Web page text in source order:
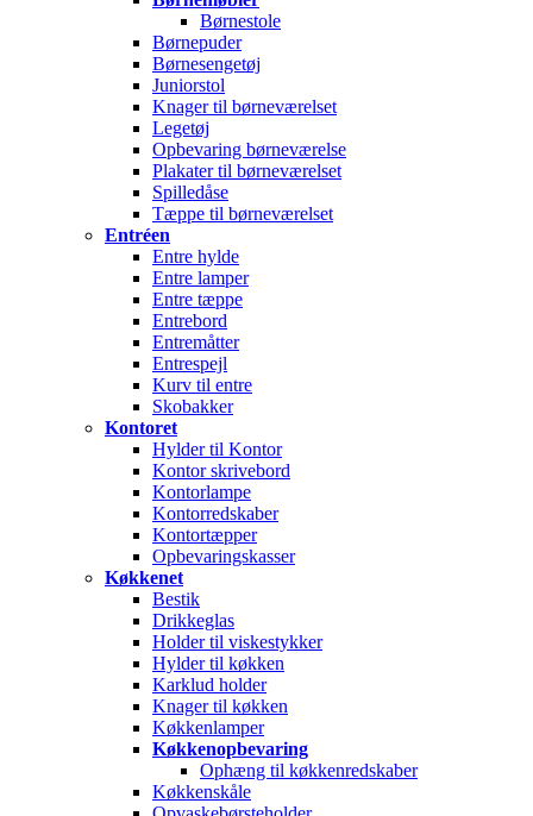
Børnestole
Børnepuder
Børnesengetøj
Juniorstol
Knager til børneværelset
Legetøj
Opbevaring børneværelse
Plakater til børneværelset
Spilledåse
Tæppe til børneværelset
Entréen
Entre hylde
Entre lamper
Entre tæppe
Entrebord
Entremåtter
Entrespejl
Kurv til entre
Skobakker
Kontoret
Hylder til Kontor
Kontor skrivebord
Kontorlampe
Kontorredskaber
Kontortæpper
Opbevaringskasser
Køkkenet
Bestik
Drikkeglas
Holder til viskestykker
Hylder til køkken
Karklud holder
Knager til køkken
Køkkenlamper
Køkkenopbevaring
Ophæng til køkkenredskaber
Køkkenskåle